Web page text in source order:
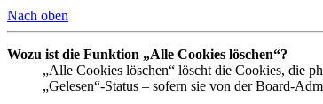
Nach oben
Wozu ist die Funktion „Alle Cookies löschen“?
„Alle Cookies löschen“ löscht die Cookies, die
„Gelesen“-Status – sofern sie von der Board-